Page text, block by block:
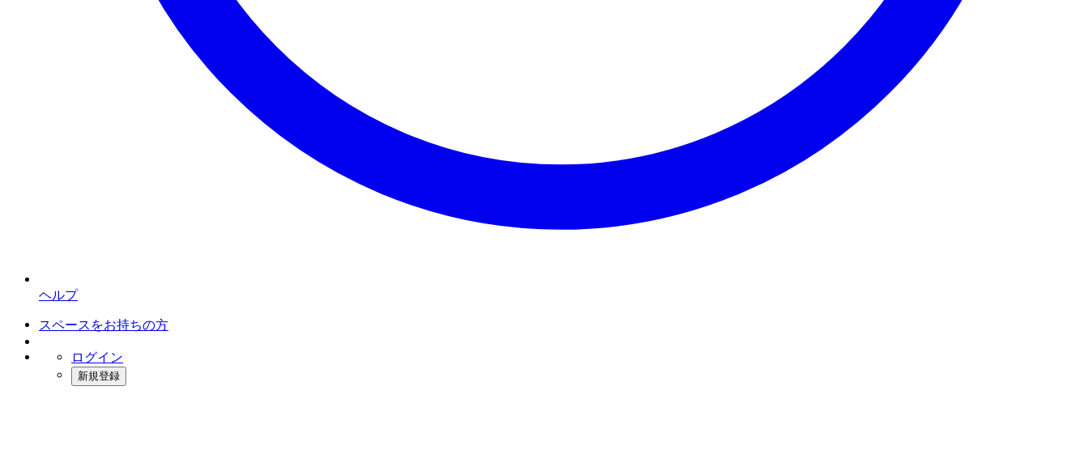
ヘルプ
スペースをお持ちの方
ログイン
新規登録